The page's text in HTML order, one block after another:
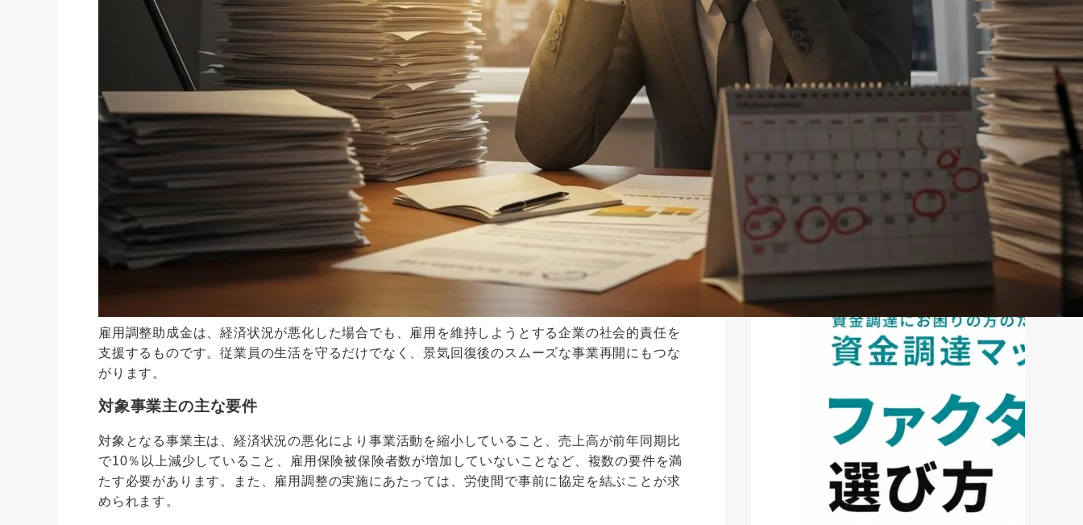
雇用調整助成金は、経済状況が悪化した場合でも、雇用を維持しようとする企業の社会的責任を
支援するものです。従業員の生活を守るだけでなく、景気回復後のスムーズな事業再開にもつな
がります。
対象事業主の主な要件
対象となる事業主は、経済状況の悪化により事業活動を縮小していること、売上高が前年同期比
で10％以上減少していること、雇用保険被保険者数が増加していないことなど、複数の要件を満
たす必要があります。また、雇用調整の実施にあたっては、労使間で事前に協定を結ぶことが求
められます。
ファクタリング
ペイトナーファクタリングの活用
法｜中小企業・個...